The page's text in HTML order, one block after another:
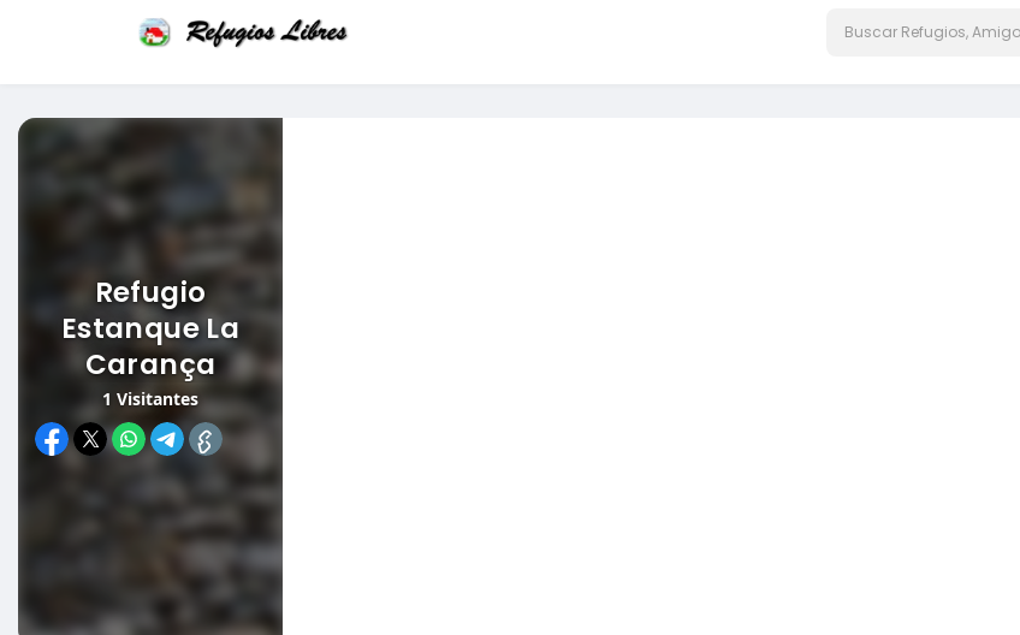
Refugio
Estanque La
Carança
1 Visitantes